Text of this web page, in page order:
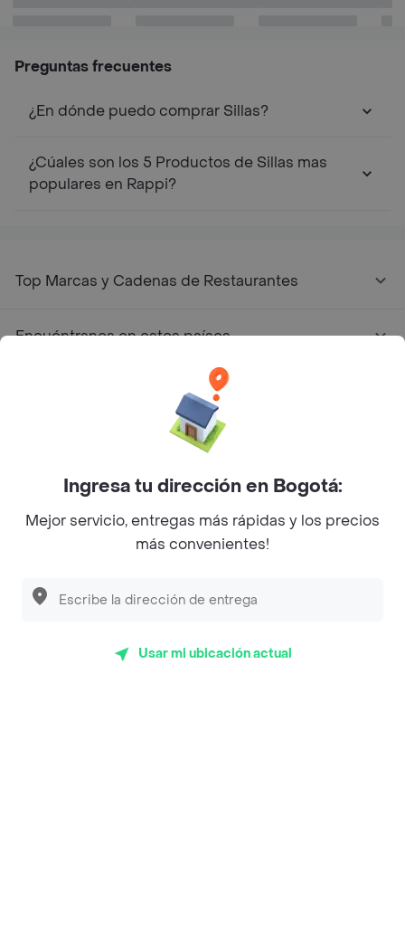
Encuéntranos en estos países
App Store Google play AppGallery
Facebook
Twitter
Instagram
©2026Rappi Inc. All rights reserved.
Ingresa tu dirección en Bogotá:
Mejor servicio, entregas más rápidas y los precios
más convenientes!
Usar mi ubicación actual